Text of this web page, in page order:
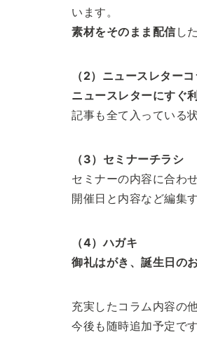
います。
素材をそのまま配信し
（2）ニュースレター
ニュースレターにすぐ
記事も全て入っている
（3）セミナーチラシ
セミナーの内容に合わ
開催日と内容など編集
（4）ハガキ
御礼はがき、誕生日の
充実したコラム内容の
今後も随時追加予定で